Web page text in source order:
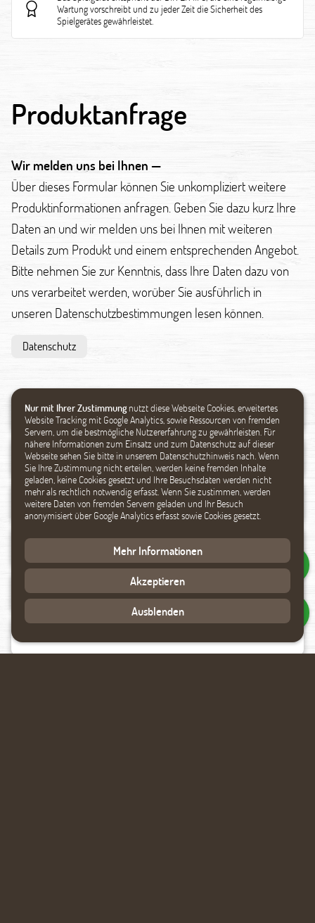
Nur mit Ihrer Zustimmung nutzt diese Webseite Cookies, erweitertes
Website Tracking mit Google Analytics, sowie Ressourcen von fremden
Servern, um die bestmögliche Nutzererfahrung zu gewährleisten. Für
nähere Informationen zum Einsatz und zum Datenschutz auf dieser
Webseite sehen Sie bitte in unserem Datenschutzhinweis nach. Wenn
Sie Ihre Zustimmung nicht erteilen, werden keine fremden Inhalte
geladen, keine Cookies gesetzt und Ihre Besuchsdaten werden nicht
mehr als rechtlich notwendig erfasst. Wenn Sie zustimmen, werden
weitere Daten von fremden Servern geladen und Ihr Besuch
anonymisiert über Google Analytics erfasst sowie Cookies gesetzt.
Mehr Informationen
Akzeptieren
Ausblenden
Wartung vorschreibt und zu jeder Zeit die Sicherheit des
Spielgerätes gewährleistet.
Produktanfrage
Wir melden uns bei Ihnen —
Über dieses Formular können Sie unkompliziert weitere
Produktinformationen anfragen. Geben Sie dazu kurz Ihre
Daten an und wir melden uns bei Ihnen mit weiteren
Details zum Produkt und einem entsprechenden Angebot.
Bitte nehmen Sie zur Kenntnis, dass Ihre Daten dazu von
uns verarbeitet werden, worüber Sie ausführlich in
unseren Datenschutzbestimmungen lesen können.
Datenschutz